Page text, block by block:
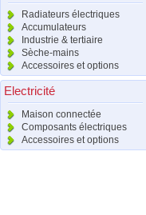
Radiateurs électriques
Accumulateurs
Industrie & tertiaire
Sèche-mains
Accessoires et options
Electricité
Maison connectée
Composants électriques
Accessoires et options